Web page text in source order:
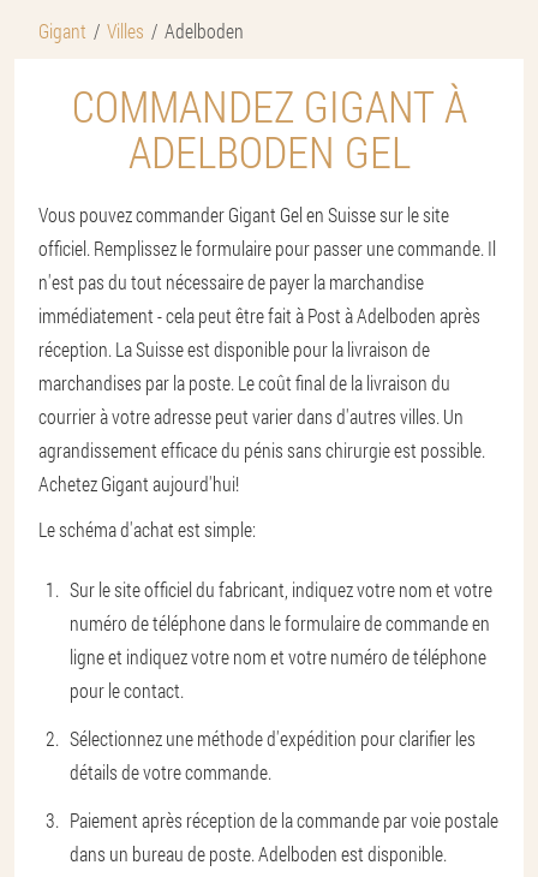
Gigant Villes Adelboden
COMMANDEZ GIGANT À
ADELBODEN GEL
Vous pouvez commander Gigant Gel en Suisse sur le site
officiel. Remplissez le formulaire pour passer une commande. Il
n'est pas du tout nécessaire de payer la marchandise
immédiatement - cela peut être fait à Post à Adelboden après
réception. La Suisse est disponible pour la livraison de
marchandises par la poste. Le coût final de la livraison du
courrier à votre adresse peut varier dans d'autres villes. Un
agrandissement efficace du pénis sans chirurgie est possible.
Achetez Gigant aujourd'hui!
Le schéma d'achat est simple:
Sur le site officiel du fabricant, indiquez votre nom et votre
numéro de téléphone dans le formulaire de commande en
ligne et indiquez votre nom et votre numéro de téléphone
pour le contact.
Sélectionnez une méthode d'expédition pour clarifier les
détails de votre commande.
Paiement après réception de la commande par voie postale
dans un bureau de poste. Adelboden est disponible.